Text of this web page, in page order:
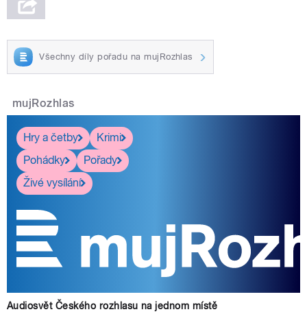
Všechny díly pořadu na mujRozhlas
mujRozhlas
Hry a četby
Krimi
Pohádky
Pořady
Živé vysílání
Audiosvět Českého rozhlasu na jednom místě